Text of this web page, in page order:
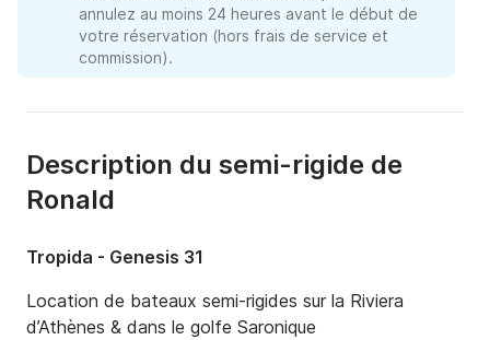
annulez au moins 24 heures avant le début de
votre réservation (hors frais de service et
commission).
Description du semi-rigide de
Ronald
Tropida - Genesis 31
Location de bateaux semi-rigides sur la Riviera
d’Athènes & dans le golfe Saronique